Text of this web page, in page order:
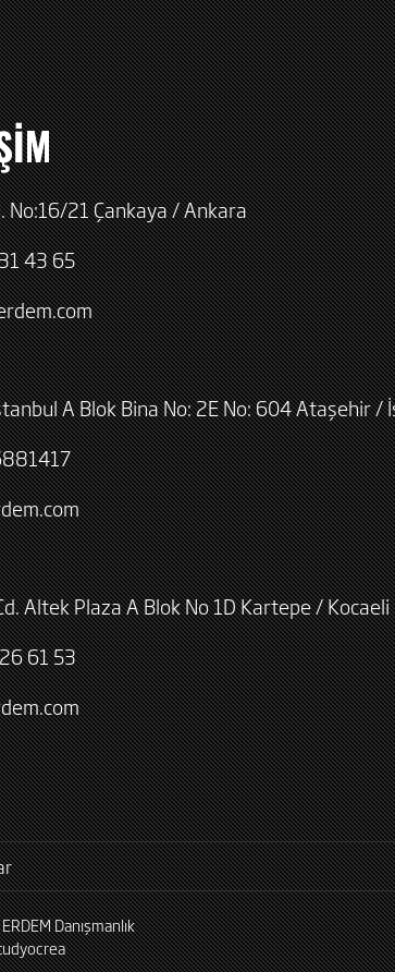
No:16/21 Çankaya / Ankara
43 65
A Blok Bina No: 2E No: 604 Ataşehir /
Altek Plaza A Blok No 1D Kartepe / Kocaeli
61 53
Danışmanlık